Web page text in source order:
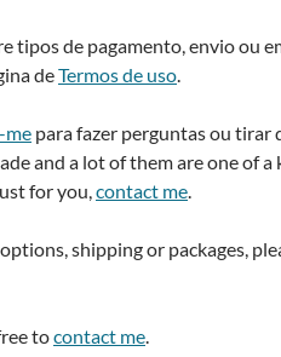
tipos de pagamento, envio ou
deTermos de uso
me para fazer perguntas ou tirar
and a lot of them are one of a
for you, contact me
shipping or packages,
tocontact me